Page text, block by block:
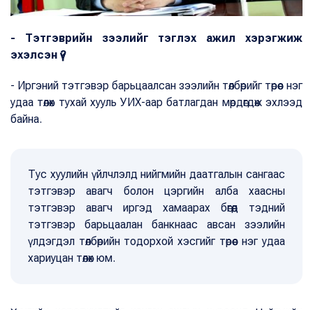
- Тэтгэврийн зээлийг тэглэх ажил хэрэгжиж
эхэлсэн үү?
- Иргэний тэтгэвэр барьцаалсан зээлийн төлбөрийг төрөөс нэг
удаа төлөх тухай хууль УИХ-аар батлагдан мөрдөгдөж эхлээд
байна.
Тус хуулийн үйлчлэлд нийгмийн даатгалын сангаас
тэтгэвэр авагч болон цэргийн алба хаасны
тэтгэвэр авагч иргэд хамаарах бөгөөд тэдний
тэтгэвэр барьцаалан банкнаас авсан зээлийн
үлдэгдэл төлбөрийн тодорхой хэсгийг төрөөс нэг удаа
хариуцан төлөх юм.